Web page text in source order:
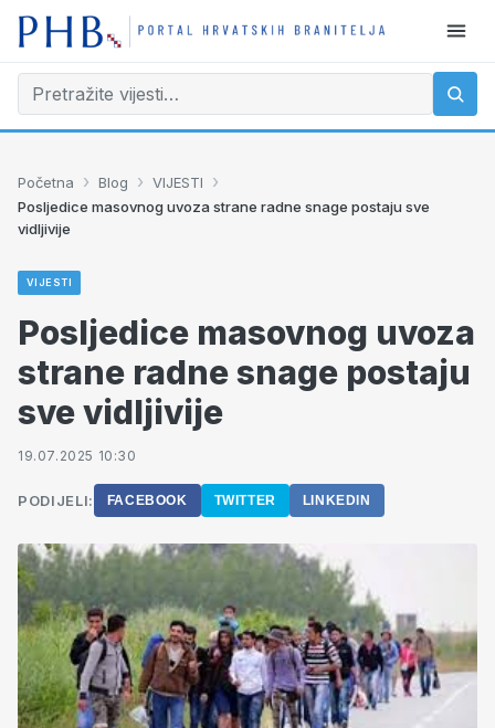
Početna › Blog › VIJESTI ›
Posljedice masovnog uvoza strane radne snage postaju sve
vidljivije
VIJESTI
Posljedice masovnog uvoza
strane radne snage postaju
sve vidljivije
19.07.2025 10:30
PODIJELI: FACEBOOK TWITTER LINKEDIN